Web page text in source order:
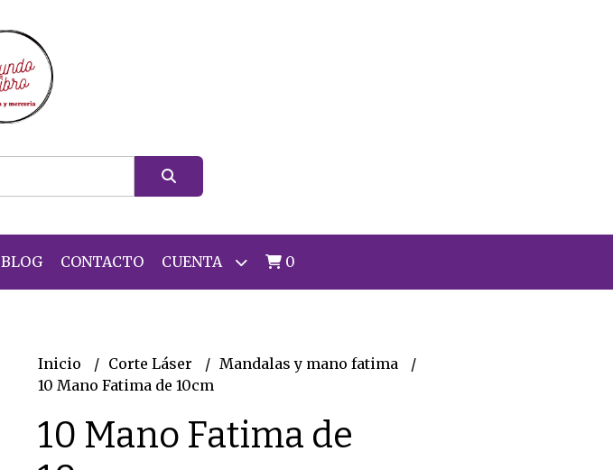
BLOG CONTACTO CUENTA 0
Inicio Corte Láser
Mandalas y mano fatima
10 Mano Fatima de 10cm
10 Mano Fatima de